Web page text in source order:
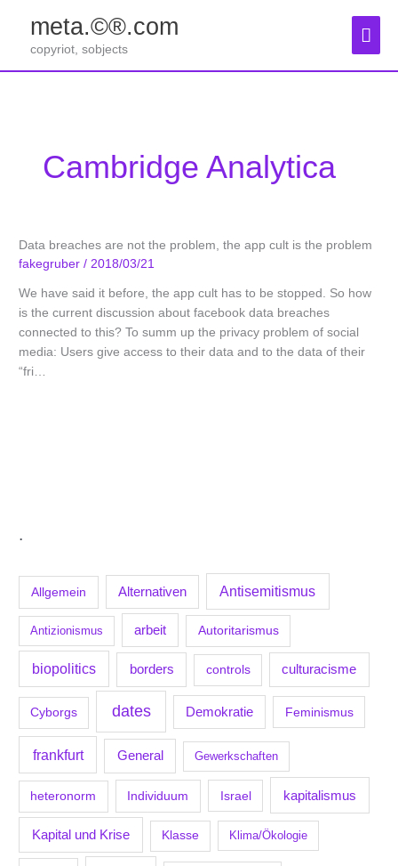
springen
meta.©®.com
copyriot, sobjects
.
Allgemein Alternativen Antisemitismus
Antizionismus arbeit Autoritarismus
biopolitics borders controls culturacisme
Cyborgs dates Demokratie Feminismus
frankfurt General Gewerkschaften
heteronorm Individuum Israel kapitalismus
Kapital und Krise Klasse Klima/Ökologie
Cambridge Analytica
Data breaches are not the problem, the app cult is the problem
fakegruber/ 2018/03/21
We have said it before, the app cult has to be stopped. So how
is the current discussion about facebook data breaches
connected to this? To summ up the privacy problem of social
media: Users give access to their data and to the data of their
“fri…